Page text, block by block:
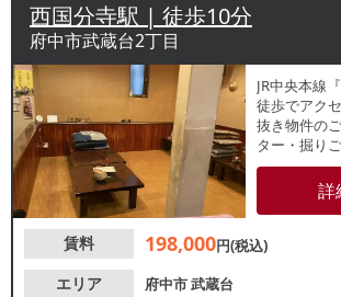
西国分寺駅 | 徒歩10分
府中市武蔵台2丁目
JR中央本線
徒歩でアク
抜き物件の
ター・掘り
な形式の座
ある雰囲気
等、お気軽
詳
賃料 198,000円(税込)
エリア
府中市武蔵台